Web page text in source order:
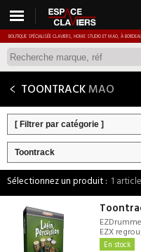
BOUTIQUE SPÉCIALISÉE CLAVIERS, HOME STUDIO ET MAO, À
TOONTRACKMAO
[ Filtrer par catégorie ]
Toontrack
1
EZX
En stock